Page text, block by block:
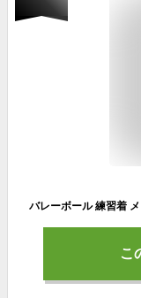
こ